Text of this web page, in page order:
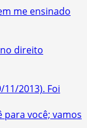
me ensinado
direito
11/2013). Foi
você; vamos